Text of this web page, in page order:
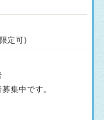
定可)
集中です。